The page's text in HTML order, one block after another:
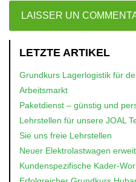
LETZTE ARTIKEL
Grundkurs Lagerlogistik für
Arbeitsmarkt
Paketdienst – günstig und
Lehrstellen für unsere JOAL
Sie uns freie Lehrstellen
Neuer Elektrolastwagen
Kundenspezifische Kader-